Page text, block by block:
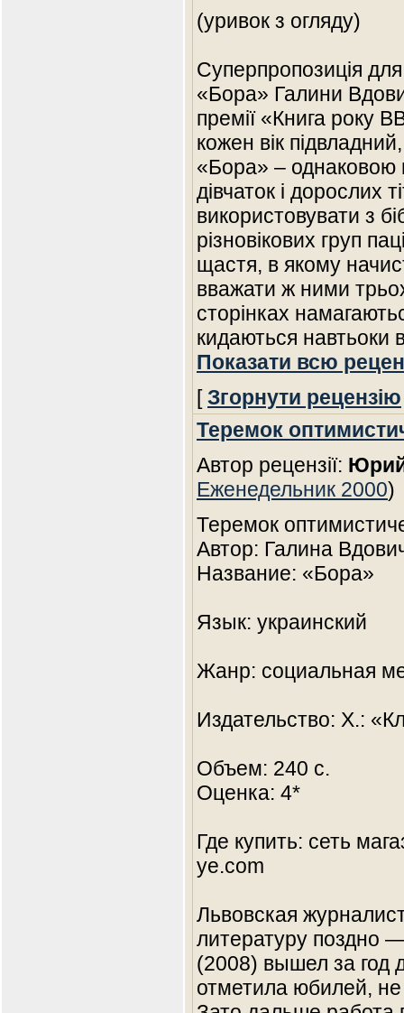
(уривок з огляду)
Суперпропозиція
«Бора» Галини
премії «Книга року
кожен вік
«Бора» – однаковою
дівчаток і дорослих
використовувати з
різновікових груп
щастя, в якому
вважати ж ними
сторінках
кидаються навтьоки
Показати всю
[Згорнути рецензію
Теремок
Автор рецензії:
Еженедельник 2000)
Теремок
Автор: Галина
Название: «Бора»
Язык: украинский
Жанр: социальная
Издательство: Х.:
Объем: 240 с.
Оценка: 4*
Где купить: сеть
ye.com
Львовская
литературу поздно
(2008) вышел за год
отметила юбилей,